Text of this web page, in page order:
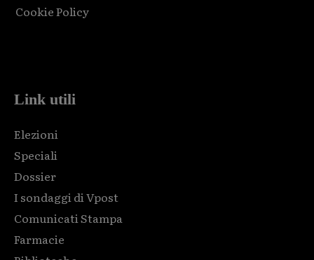
Cookie Policy
Link utili
Elezioni
Speciali
Dossier
I sondaggi di Vpost
Comunicati Stampa
Farmacie